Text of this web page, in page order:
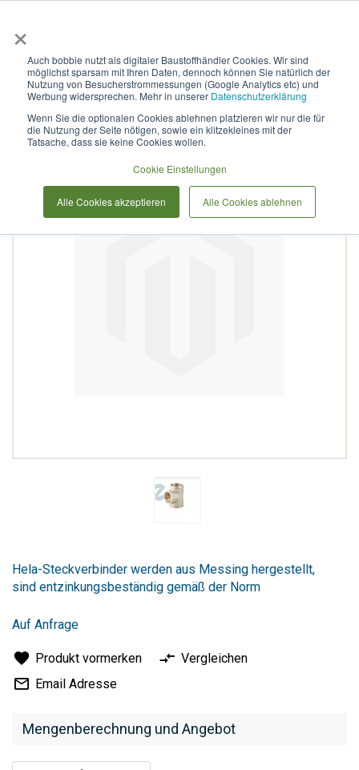
×
Auch bobbie nutzt als digitaler Baustoffhändler Cookies. Wir sind
möglichst sparsam mit Ihren Daten, dennoch können Sie natürlich der
Nutzung von Besucherstrommessungen (Google Analytics etc) und
Werbung widersprechen. Mehr in unserer Datenschutzerklärung
Wenn Sie die optionalen Cookies ablehnen platzieren wir nur die für
die Nutzung der Seite nötigen, sowie ein klitzekleines mit der
Tatsache, dass sie keine Cookies wollen.
Cookie Einstellungen
Alle Cookies akzeptieren Alle Cookies ablehnen
HELA - T-piece 3x100
Zum
Ende
Bildergalerie
springen
der
Bildergalerie
Mengenberechnung und Angebot
Hela-Steckverbinder werden aus Messing hergestellt,
sind entzinkungsbeständig gemäß der Norm
Auf Anfrage
Produkt vormerken
Vergleichen
Email Adresse